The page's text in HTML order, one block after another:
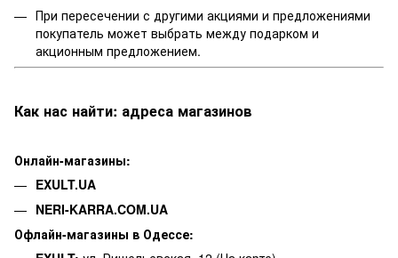
При пересечении с другими акциями и предложениями
покупатель может выбрать между подарком и
акционным предложением.
Как нас найти: адреса магазинов
Онлайн-магазины:
EXULT.UA
NERI-KARRA.COM.UA
Офлайн-магазины в Одессе: